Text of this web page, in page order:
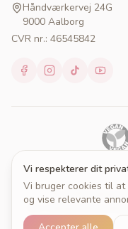
Vi respekterer dit
Vi bruger cookies til
og vise relevante
Håndværkervej 24G
9000 Aalborg
CVR nr.: 46545842
© 2026
Om Cakeprint